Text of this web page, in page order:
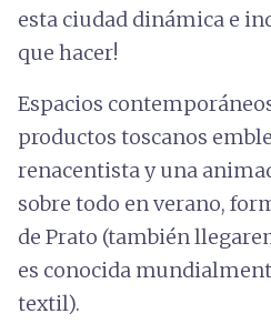
esta ciudad dinámica e
que hacer!
Espacios
productos toscanos
renacentista y una
sobre todo en verano,
de Prato (también
es conocida
textil).